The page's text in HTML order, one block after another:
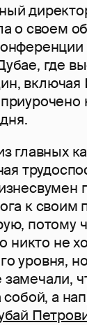
о своем
где
включая
главных
к
потому
никто не
уровня,
а